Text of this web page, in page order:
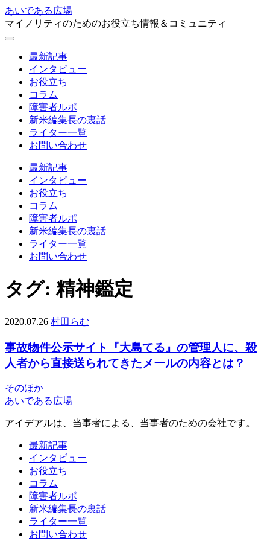
あいである広場
マイノリティのためのお役立ち情報＆コミュニティ
最新記事
インタビュー
お役立ち
コラム
障害者ルポ
新米編集長の裏話
ライター一覧
お問い合わせ
最新記事
インタビュー
お役立ち
コラム
障害者ルポ
新米編集長の裏話
ライター一覧
お問い合わせ
タグ: 精神鑑定
2020.07.26 村田らむ
事故物件公示サイト『大島てる』の管理人に、殺
人者から直接送られてきたメールの内容とは？
そのほか
あいである広場
アイデアルは、当事者による、当事者のための会社です。
最新記事
インタビュー
お役立ち
コラム
障害者ルポ
新米編集長の裏話
ライター一覧
お問い合わせ